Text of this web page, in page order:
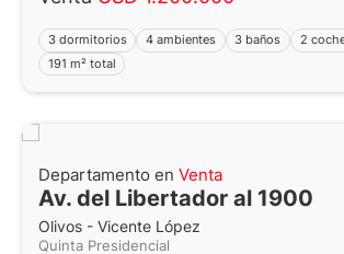
3 dormitorios 4 ambientes 3 baños
2
191 m² total
Departamento en Venta
Av. del Libertador al 1900
Olivos - Vicente López
Quinta Presidencial